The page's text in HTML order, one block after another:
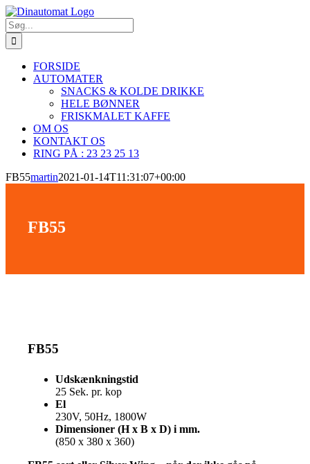
Skip
to
content
Søg
efter:
FORSIDE
AUTOMATER
SNACKS & KOLDE DRIKKE
HELE BØNNER
FRISKMALET KAFFE
OM OS
KONTAKT OS
RING PÅ : 23 23 25 13
FB55martin2021-01-14T11:31:07+00:00
FB55
FB55
Udskænkningstid
25 Sek. pr. kop
El
230V, 50Hz, 1800W
Dimensioner (H x B x D) i mm.
(850 x 380 x 360)